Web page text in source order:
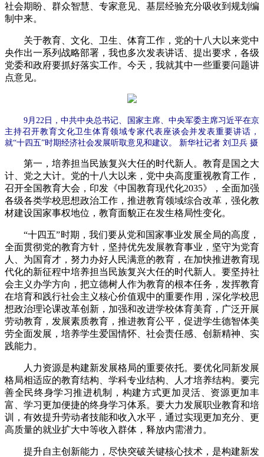
社会期盼、群众智慧、专家意见、基层经验充分吸收到规划编
制中来。
关于教育、文化、卫生、体育工作，党的十八大以来党中
央作出一系列战略部署，我也多次发表讲话、提出要求，各级
党委和政府要抓好落实工作。今天，我就其中一些重要问题讲
点意见。
9月22日，中共中央总书记、国家主席、中央军委主席习近平在京
主持召开教育文化卫生体育领域专家代表座谈会并发表重要讲话，
就“十四五”时期经济社会发展听取意见和建议。 新华社记者 刘卫兵 摄
第一，培养担当民族复兴大任的时代新人。教育是国之大
计、党之大计。党的十八大以来，党中央高度重视教育工作，
召开全国教育大会，印发《中国教育现代化2035》，全面加强
各级各类学校思想政治工作，推进教育领域综合改革，强化教
材建设国家事权地位，教育面貌正在发生格局性变化。
“十四五”时期，我们要从党和国家事业发展全局的高度，
全面贯彻党的教育方针，坚持优先发展教育事业，坚守为党育
人、为国育才，努力办好人民满意的教育，在加快推进教育现
代化的新征程中培养担当民族复兴大任的时代新人。要坚持社
会主义办学方向，把立德树人作为教育的根本任务，发挥教育
在培育和践行社会主义核心价值观中的重要作用，深化学校思
想政治理论课改革创新，加强和改进学校体育美育，广泛开展
劳动教育，发展素质教育，推进教育公平，促进学生德智体美
劳全面发展，培养学生爱国情怀、社会责任感、创新精神、实
践能力。
人力资源是构建新发展格局的重要依托。要优化同新发展
格局相适应的教育结构、学科专业结构、人才培养结构。要完
善全民终身学习推进机制，构建方式更加灵活、资源更加丰
富、学习更加便捷的终身学习体系。要大力发展职业教育和培
训，有效提升劳动者技能和收入水平，通过实现更加充分、更
高质量的就业扩大中等收入群体，释放内需潜力。
提升自主创新能力，尽快突破关键核心技术，是构建新发